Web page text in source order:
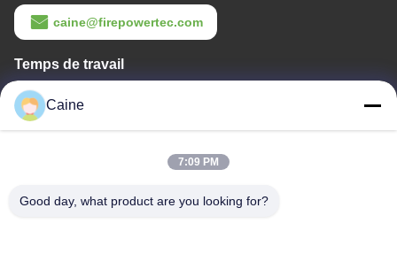
caine@firepowertec.com
Temps de travail
9:00-18:00
Notre adresse
Adresse de l'entreprise
Xinhe, rue Fuhai, Shenzhen, Guangdong, Chine
Caine
7:09 PM
Good day, what product are you looking for?